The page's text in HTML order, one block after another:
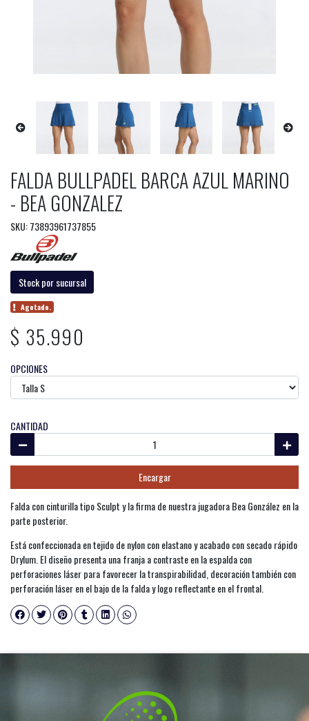
FALDA BULLPADEL BARCA AZUL MARINO
- BEA GONZALEZ
SKU: 73893961737855
Stock por sucursal
Agotado.
$ 35.990
OPCIONES
CANTIDAD
Encargar
Falda con cinturilla tipo Sculpt y la firma de nuestra jugadora Bea González en la
parte posterior.
Está confeccionada en tejido de nylon con elastano y acabado con secado rápido
Drylum. El diseño presenta una franja a contraste en la espalda con
perforaciones láser para favorecer la transpirabilidad, decoración también con
perforación láser en el bajo de la falda y logo reflectante en el frontal.